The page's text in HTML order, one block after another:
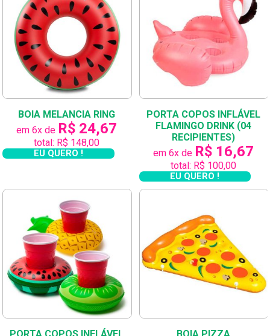
BOIA MELANCIA RING
em 6x de R$ 24,67
total: R$ 148,00
EU QUERO !
PORTA COPOS INFLÁVEL
FLAMINGO DRINK (04
RECIPIENTES)
em 6x de R$ 16,67
total: R$ 100,00
EU QUERO !